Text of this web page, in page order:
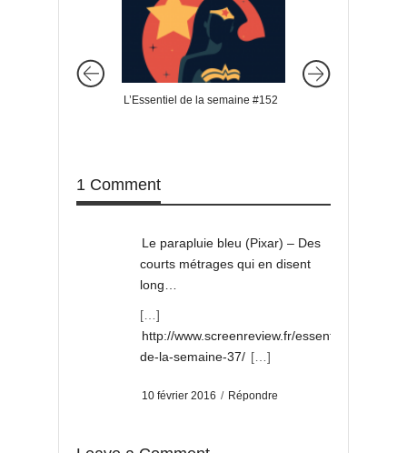
L’Essentiel de la semaine #152
1 Comment
Le parapluie bleu (Pixar) – Des
courts métrages qui en disent
long…
[…]
http://www.screenreview.fr/essentiel-
de-la-semaine-37/ […]
10 février 2016 / Répondre